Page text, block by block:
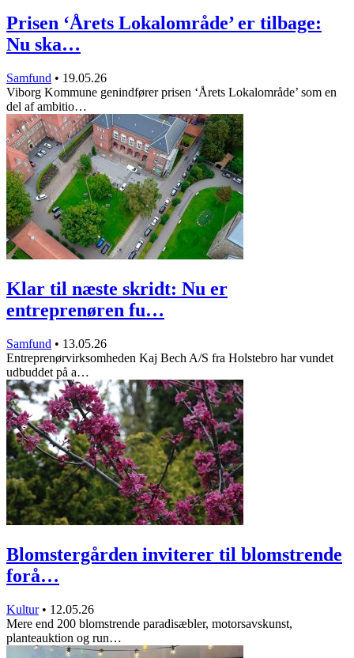
Prisen ‘Årets Lokalområde’ er tilbage:
Nu ska…
Samfund • 19.05.26
Viborg Kommune genindfører prisen ‘Årets Lokalområde’ som en
del af ambitio…
Klar til næste skridt: Nu er
entreprenøren fu…
Samfund • 13.05.26
Entreprenørvirksomheden Kaj Bech A/S fra Holstebro har vundet
udbuddet på a…
Blomstergården inviterer til blomstrende
forå…
Kultur • 12.05.26
Mere end 200 blomstrende paradisæbler, motorsavskunst,
planteauktion og run…